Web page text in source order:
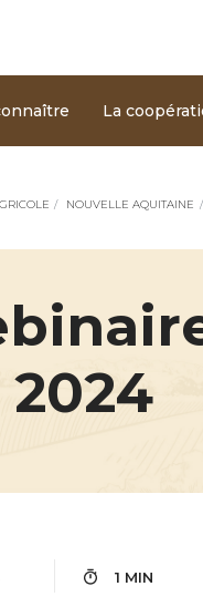
La
NOUVELLE AQUITAINE
1 MIN